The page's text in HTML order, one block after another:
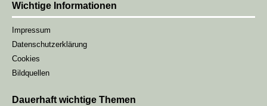
Wichtige Informationen
Impressum
Datenschutzerklärung
Cookies
Bildquellen
Dauerhaft wichtige Themen